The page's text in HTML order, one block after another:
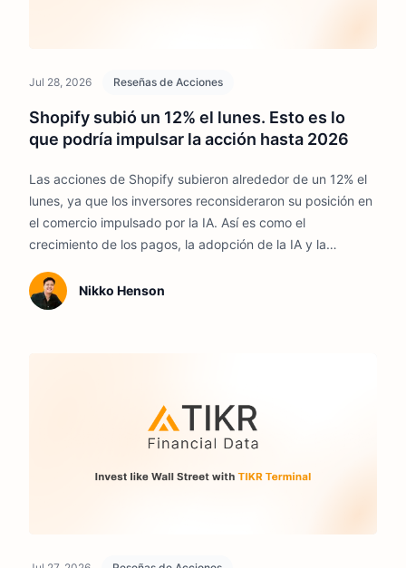
Jul 28, 2026 Reseñas de Acciones
Shopify subió un 12% el lunes. Esto es lo
que podría impulsar la acción hasta 2026
Las acciones de Shopify subieron alrededor de un 12% el
lunes, ya que los inversores reconsideraron su posición en
el comercio impulsado por la IA. Así es como el
crecimiento de los pagos, la adopción de la IA y la
2026.
Nikko Henson